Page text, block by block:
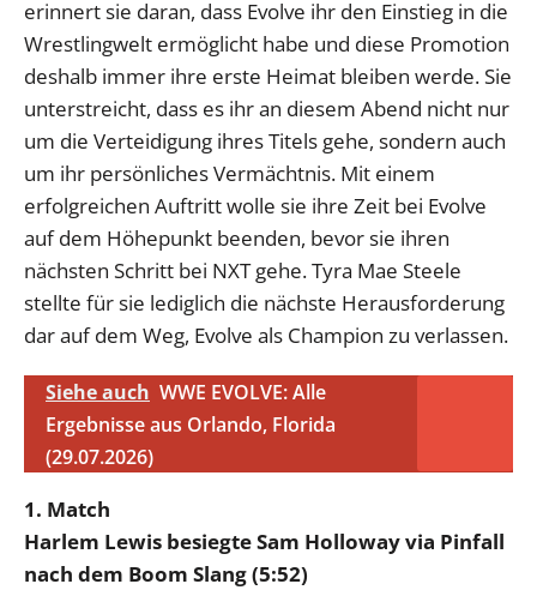
erinnert sie daran, dass Evolve ihr den Einstieg in die
Wrestlingwelt ermöglicht habe und diese Promotion
deshalb immer ihre erste Heimat bleiben werde. Sie
unterstreicht, dass es ihr an diesem Abend nicht nur
um die Verteidigung ihres Titels gehe, sondern auch
um ihr persönliches Vermächtnis. Mit einem
erfolgreichen Auftritt wolle sie ihre Zeit bei Evolve
auf dem Höhepunkt beenden, bevor sie ihren
nächsten Schritt bei NXT gehe. Tyra Mae Steele
stellte für sie lediglich die nächste Herausforderung
dar auf dem Weg, Evolve als Champion zu verlassen.
Siehe auch WWE EVOLVE: Alle
Ergebnisse aus Orlando, Florida
(29.07.2026)
1. Match
Harlem Lewis besiegte Sam Holloway via Pinfall
nach dem Boom Slang (5:52)